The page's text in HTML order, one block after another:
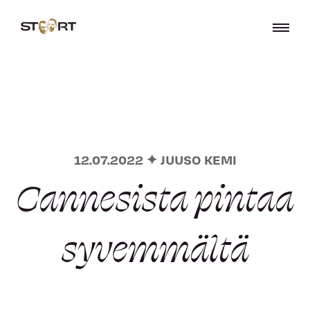
12.07.2022 ✦ JUUSO KEMI
Cannesista pintaa
syvemmältä